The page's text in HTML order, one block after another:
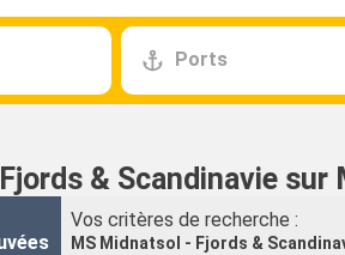
Ports
& Scandinavie sur
Vos critères de recherche :
MS Midnatsol - Fjords &